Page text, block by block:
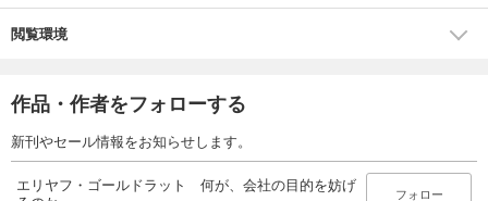
閲覧環境
作品・作者をフォローする
新刊やセール情報をお知らせします。
エリヤフ・ゴールドラット 何が、会社の目的を妨げ
フォロー